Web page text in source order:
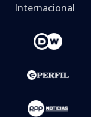
Internacional